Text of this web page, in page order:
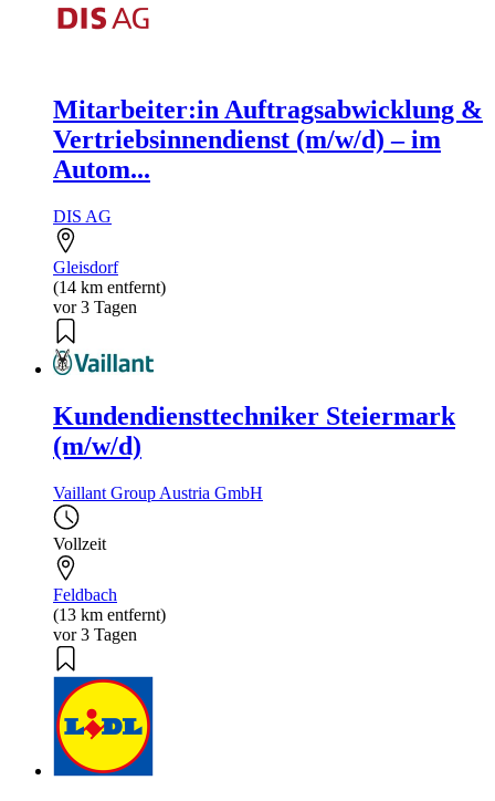
Mitarbeiter:in Auftragsabwicklung &
Vertriebsinnendienst (m/w/d) – im
Autom...
DIS AG
Gleisdorf
(14 km entfernt)
vor 3 Tagen
Kundendiensttechniker Steiermark
(m/w/d)
Vaillant Group Austria GmbH
Vollzeit
Feldbach
(13 km entfernt)
vor 3 Tagen